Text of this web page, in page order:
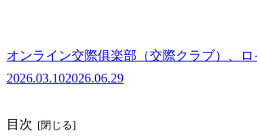
オンライン交際俱楽部（交際クラブ）、
2026.03.102026.06.29
目次